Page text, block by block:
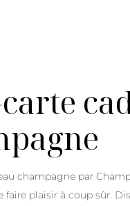
champagne par
faire plaisir à coup sûr.